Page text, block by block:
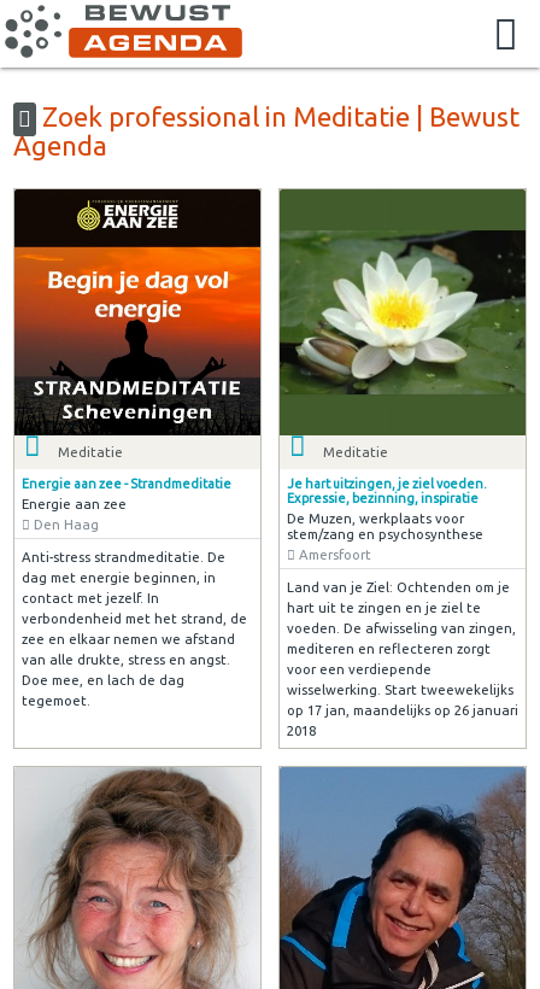
Zoek professional in Meditatie | Bewust
Agenda
Meditatie
Energie aan zee - Strandmeditatie
Energie aan zee
Den Haag
Anti-stress strandmeditatie. De
dag met energie beginnen, in
contact met jezelf. In
verbondenheid met het strand, de
zee en elkaar nemen we afstand
van alle drukte, stress en angst.
Doe mee, en lach de dag
tegemoet.
Meditatie
Je hart uitzingen, je ziel voeden.
Expressie, bezinning, inspiratie
De Muzen, werkplaats voor
stem/zang en psychosynthese
Amersfoort
Land van je Ziel: Ochtenden om je
hart uit te zingen en je ziel te
voeden. De afwisseling van zingen,
mediteren en reflecteren zorgt
voor een verdiepende
wisselwerking. Start tweewekelijks
op 17 jan, maandelijks op 26 januari
2018